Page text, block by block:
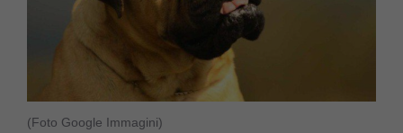
(Foto Google Immagini)